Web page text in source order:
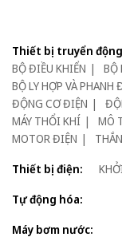
Thiết bị truyển
BỘ ĐIỀU KHIỂN
BỘ
BỘ LY HỢP VÀ PHANH
ĐỘNG CƠ ĐIỆN
MÁY THỔI KHÍ
MÔ
MOTOR ĐIỆN
Thiết bị điện:
Tự động hóa:
Máy bơm nước: